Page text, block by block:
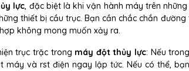
lực, đặc biệt là khi vận hành máy trên
thiết bị cầu trục. Bạn cần chắc chắn
không mong muốn xảy ra.
trục trặc trong máy đột thủy lực: Nếu
máy và rst điện ngay lập tức. Nếu có thể,